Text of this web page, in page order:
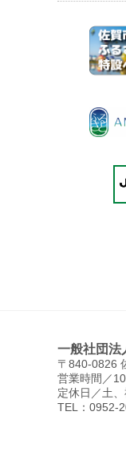
一般社団法
〒840-0826
営業時間／
定休日／土
TEL：0952-